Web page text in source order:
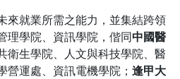
來就業所需之能力，並集結跨領
理學院、資訊學院，偕同中國醫
衛生學院、人文與科技學院、醫
營運處、資訊電機學院； 逢甲大